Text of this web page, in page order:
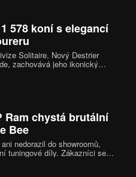
578 koní s elegancí
Solitaire. Nový Destrier
zachovává jeho ikonický
ale místo čistě závodního
luxusní interiér a exkluzivitu
Ram chystá brutální
Bee
nedorazil do showroomů,
tuningové díly. Zákazníci se
podvozky i nové výfukové
nim dostane přes hranici 900